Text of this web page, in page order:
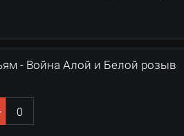
- Война Алой и Белой розыв
0